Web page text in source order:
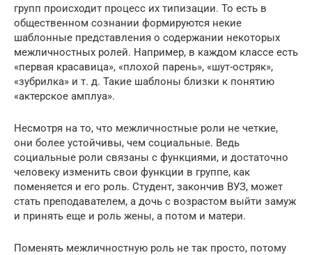
групп происходит процесс их типизации. То есть в
общественном сознании формируются некие
шаблонные представления о содержании некоторых
межличностных ролей. Например, в каждом классе есть
«первая красавица», «плохой парень», «шут-остряк»,
«зубрилка» и т. д. Такие шаблоны близки к понятию
«актерское амплуа».
Несмотря на то, что межличностные роли не четкие,
они более устойчивы, чем социальные. Ведь
социальные роли связаны с функциями, и достаточно
человеку изменить свои функции в группе, как
поменяется и его роль. Студент, закончив ВУЗ, может
стать преподавателем, а дочь с возрастом выйти замуж
и принять еще и роль жены, а потом и матери.
Поменять межличностную роль не так просто, потому